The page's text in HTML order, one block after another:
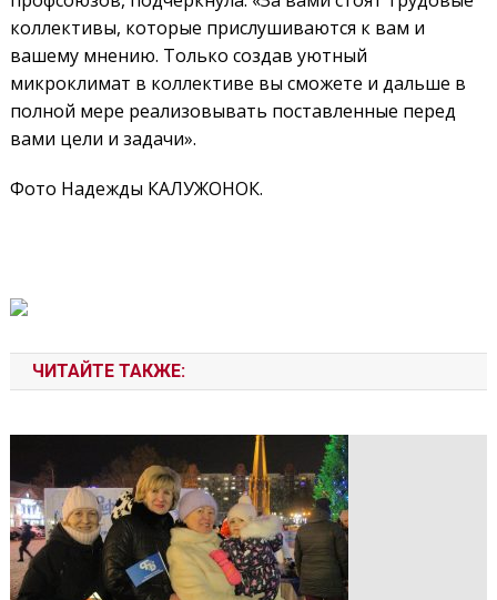
коллективы, которые прислушиваются к вам и
вашему мнению. Только создав уютный
микроклимат в коллективе вы сможете и дальше в
полной мере реализовывать поставленные перед
вами цели и задачи».
Фото Надежды КАЛУЖОНОК.
ЧИТАЙТЕ ТАКЖЕ: